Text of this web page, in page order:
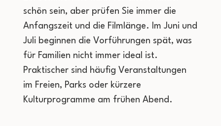
schön sein, aber prüfen Sie immer die
Anfangszeit und die Filmlänge. Im Juni und
Juli beginnen die Vorführungen spät, was
für Familien nicht immer ideal ist.
Praktischer sind häufig Veranstaltungen
im Freien, Parks oder kürzere
Kulturprogramme am frühen Abend.